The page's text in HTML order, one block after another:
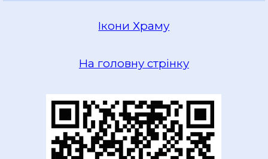
Ікони Храму
На головну стрінку